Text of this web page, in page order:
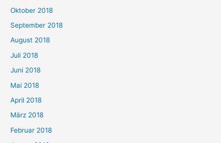
Oktober 2018
September 2018
August 2018
Juli 2018
Juni 2018
Mai 2018
April 2018
März 2018
Februar 2018